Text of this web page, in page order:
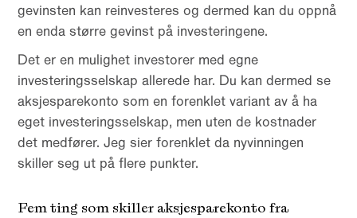
gevinsten kan reinvesteres og dermed kan du oppnå
en enda større gevinst på investeringene.
Det er en mulighet investorer med egne
investeringsselskap allerede har. Du kan dermed se
aksjesparekonto som en forenklet variant av å ha
eget investeringsselskap, men uten de kostnader
det medfører. Jeg sier forenklet da nyvinningen
skiller seg ut på flere punkter.
Fem ting som skiller aksjesparekonto fra